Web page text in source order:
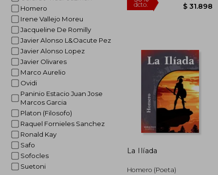
Homero
Irene Vallejo Moreu
Jacqueline De Romilly
Javier Alonso L&Oacute Pez
Javier Alonso Lopez
Javier Olivares
Marco Aurelio
Ovidi
Paninio Estacio Juan Jose
Marcos Garcia
Platon (Filosofo)
Raquel Fornieles Sanchez
Ronald Kay
Safo
Sofocles
Suetoni
dcto.
La Ilíada
Homero (Poeta)